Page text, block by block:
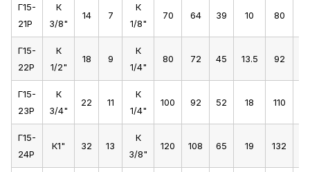
Г15-
21Р
К
3/8"
14 7
К
1/8"
70 64 39 10 80
Г15-
22Р
К
1/2"
18 9
К
1/4"
80 72 45 13.5 92
Г15-
23Р
К
3/4"
22 11
К
1/4"
100 92 52 18 110
Г15-
24Р
К1" 32 13
К
3/8"
120 108 65 19 132